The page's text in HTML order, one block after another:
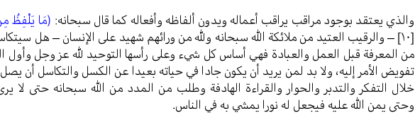
والذي يعتقد بوجود مراقب يراقب أعماله ويدون ألفاظه وأفعاله كما قال سبحانه: (مَا يَلْفِظُ
[١٠]
– والرقيب العتيد من ملائكة الله سبحانه ولله من ورائهم شهيد على الإنسان – هل
من المعرفة قبل العمل والعبادة فهي أساس كل شيء وعلى رأسها التوحيد لله عز وجل وأول
تفويض الأمر إليه، ولا بد لمن يريد أن يكون جادا في حياته بعيدا عن الكسل والتكاسل أن
خلال التفكر والتدبر والحوار والقراءة الهادفة وطلب من المدد من الله سبحانه حتى لا
وحتى يمن الله عليه فيجعل له نورا يمشي به في الناس.